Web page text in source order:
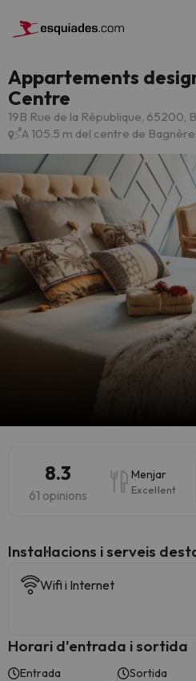
Appartements
Centre
19B Rue de la République,
A 105.5 m del centre de
8.3
61 opinions
Menjar
Excel·lent
Instal·lacions i serveis
Wifi i Internet
Horari d'entrada i sortida
Entrada Sortida